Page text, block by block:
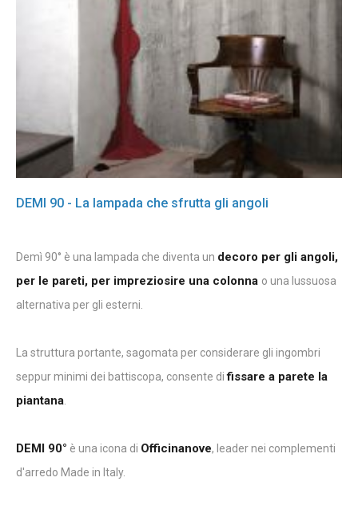
DEMI 90 - La lampada che sfrutta gli angoli
Demì 90° è una lampada che diventa un decoro per gli angoli,
per le pareti, per impreziosire una colonna o una lussuosa
alternativa per gli esterni.
La struttura portante, sagomata per considerare gli ingombri
seppur minimi dei battiscopa, consente difissare a parete la
piantana.
DEMI 90° è una icona di Officinanove, leader nei complementi
d'arredo Made in Italy.